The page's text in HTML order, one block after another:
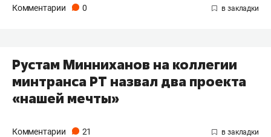
Комментарии 0
Рустам Минниханов на коллегии
минтранса РТ назвал два проекта
«нашей мечты»
Комментарии 21